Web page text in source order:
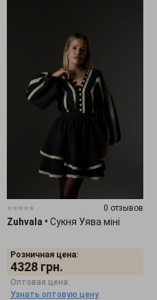
0 отзывов
Zuhvala • Сукня Уява міні
Розничная цена:
4328 грн.
Оптовая цена:
Узнать оптовую цену